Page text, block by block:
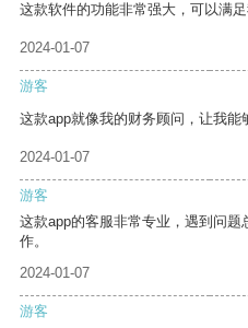
这款软件的功能非常强大，可以满足
2024-01-07
游客
这款app就像我的财务顾问，让我能
2024-01-07
游客
这款app的客服非常专业，遇到问
作。
2024-01-07
游客